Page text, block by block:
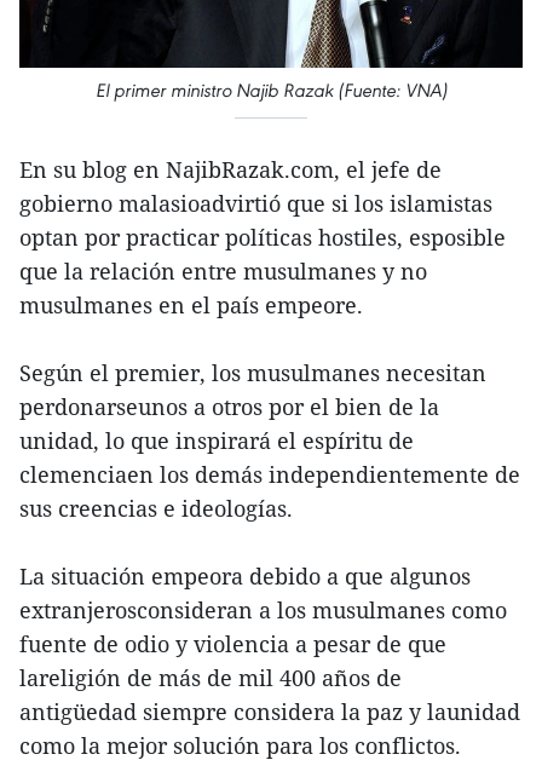
El primer ministro Najib Razak (Fuente: VNA)
En su blog en NajibRazak.com, el jefe de
gobierno malasioadvirtió que si los islamistas
optan por practicar políticas hostiles, esposible
que la relación entre musulmanes y no
musulmanes en el país empeore.
Según el premier, los musulmanes necesitan
perdonarseunos a otros por el bien de la
unidad, lo que inspirará el espíritu de
clemenciaen los demás independientemente de
sus creencias e ideologías.
La situación empeora debido a que algunos
extranjerosconsideran a los musulmanes como
fuente de odio y violencia a pesar de que
lareligión de más de mil 400 años de
antigüedad siempre considera la paz y launidad
como la mejor solución para los conflictos.